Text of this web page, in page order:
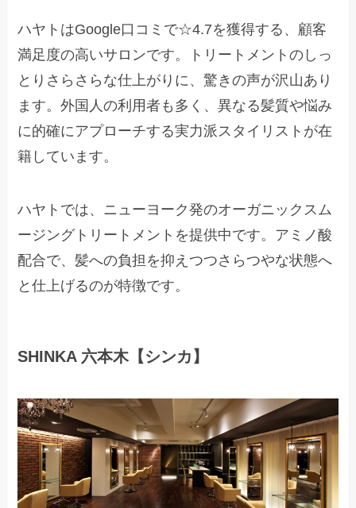
ハヤトはGoogle口コミで☆4.7を獲得する、顧客
満足度の高いサロンです。トリートメントのしっ
とりさらさらな仕上がりに、驚きの声が沢山あり
ます。外国人の利用者も多く、異なる髪質や悩み
に的確にアプローチする実力派スタイリストが在
籍しています。
ハヤトでは、ニューヨーク発のオーガニックスム
ージングトリートメントを提供中です。アミノ酸
配合で、髪への負担を抑えつつさらつやな状態へ
と仕上げるのが特徴です。
SHINKA 六本木【シンカ】